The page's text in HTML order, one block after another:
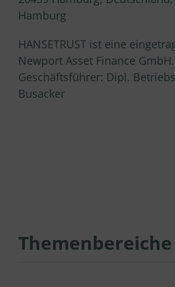
Hamburg
HANSETRUST ist eine
Newport Asset Finance GmbH.
Geschäftsführer: Dipl.
Busacker
Themenbereiche